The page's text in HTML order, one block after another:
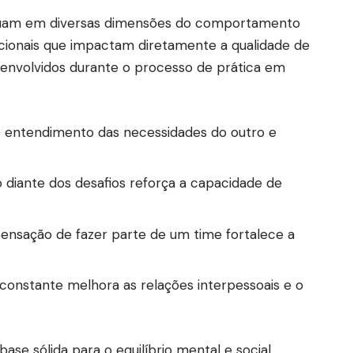
em diversas dimensões do comportamento
que impactam diretamente a qualidade de
durante o processo de prática em
entendimento das necessidades do outro e
dos desafios reforça a capacidade de
de fazer parte de um time fortalece a
melhora as relações interpessoais e o
sólida para o equilíbrio mental e social.